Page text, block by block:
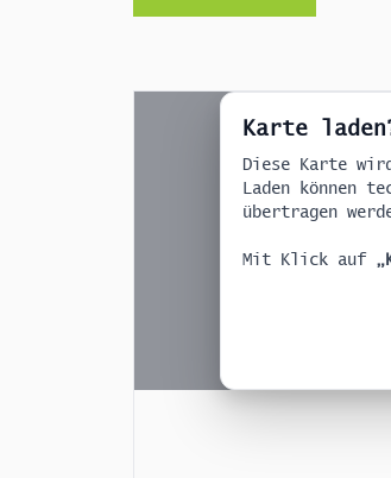
Karte
Diese Karte
Laden können
übertragen
Mit Klick auf